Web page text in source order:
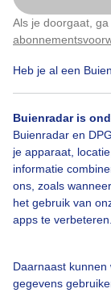
Als je doorgaat,
Heb je al een
Buienradar is
Buienradar en
je apparaat,
informatie
ons, zoals
het gebruik van
apps te verbeteren.
Daarnaast
gegevens
Door: ria brasser
Bekijk slideshow